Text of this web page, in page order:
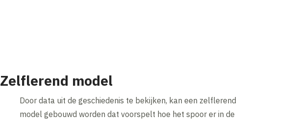
Zelflerend model
Door data uit de geschiedenis te bekijken, kan een zelflerend
model gebouwd worden dat voorspelt hoe het spoor er in de